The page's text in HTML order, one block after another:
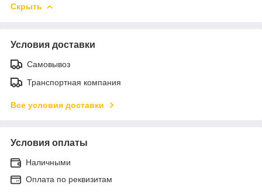
Скрыть
Условия доставки
Самовывоз
Транспортная компания
Все условия доставки
Условия оплаты
Наличными
Оплата по реквизитам